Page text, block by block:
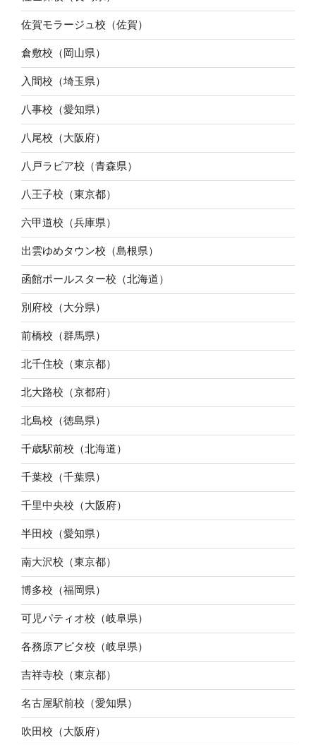
佐賀モラージュ校（佐賀）
倉敷校（岡山県）
入間校（埼玉県）
八事校（愛知県）
八尾校（大阪府）
八戸ラピア校（青森県）
八王子校（東京都）
六甲道校（兵庫県）
出雲ゆめタウン校（島根県）
函館ポールスター校（北海道）
別府校（大分県）
前橋校（群馬県）
北千住校（東京都）
北大路校（京都府）
北島校（徳島県）
千歳駅前校（北海道）
千葉校（千葉県）
千里中央校（大阪府）
半田校（愛知県）
南大沢校（東京都）
博多校（福岡県）
可児パティオ校（岐阜県）
各務原アピタ校（岐阜県）
吉祥寺校（東京都）
名古屋駅前校（愛知県）
吹田校（大阪府）